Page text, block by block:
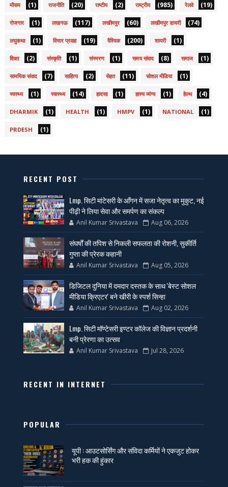
मौसम (1) राजनीति (20) राष्टीय (2) राष्ट्रीय (985) रेलवे (19)
रोजगार (1) लखनऊ (117) लखीमपुर (60) लखीमपुर डायरी (74)
लघुकथा (1) विचार प्रवाह (19) वैश्विक (200) शायरी (1)
शिक्षा (2) संस्कृति (1) संस्मरण (1) समय संवाद (8) समाज (1)
सामयिक संवाद (7) साहित्य (2) सेहत (11) सोशल मीडिया (1)
स्वस्थ्य (1) स्वास्थ्य (14) हादसा (1) हास्य व्यंग्य (1) हेल्थ (4)
DHARMIK (1) HEALTH (1) HMPV (1) NATIONAL (1)
PRDESH (1)
RECENT POST
Lmp. सिटी मांटेसरी के आँगन में सजा नेतृत्व का मुकुट, नई
पीढ़ी ने लिया सेवा और समर्पण का संकल्प
Anil Kumar Srivastava Aug 06, 2026
संघर्षों की तपिश से निकली सफलता की रोशनी, सुकीर्ति
गुप्ता की प्रेरक कहानी
Anil Kumar Srivastava Aug 05, 2026
डिजिटल दुनिया में दमदार दस्तक के साथ 'बेस्ट सोशल
मीडिया क्रिएटर' बने खीरी के स्पर्श सिन्हा
Anil Kumar Srivastava Aug 02, 2026
Lmp. सिटी मॉण्टेसरी इण्टर कॉलेज की विज्ञान प्रदर्शनी
बनी प्रेरणा का उत्सव
Anil Kumar Srivastava Jul 28, 2026
RECENT IN INTERNET
POPULAR
यूपी : आउटसोर्सिंग और संविदा कर्मियों ने एकजुट होकर
भरी हक की हुंकार